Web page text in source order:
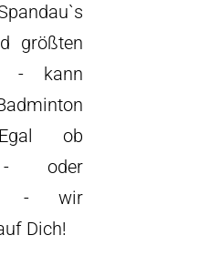
größten
- kann
ob
- oder
- wir
Dich!